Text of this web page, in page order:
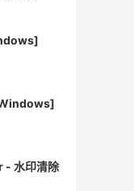
水印清除